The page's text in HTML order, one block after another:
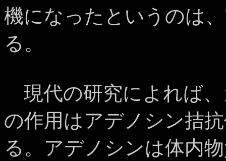
機になったというのは
る。
現代の研究によれば
の作用はアデノシン拮
る。アデノシンは体内